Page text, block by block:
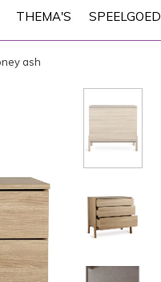
THEMA'S SPEELGOED
ash